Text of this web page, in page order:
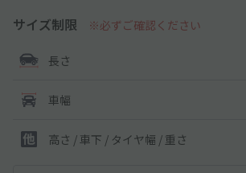
サイズ制限 ※必ずご確認ください
長さ
車幅
高さ / 車下 / タイヤ幅 / 重さ